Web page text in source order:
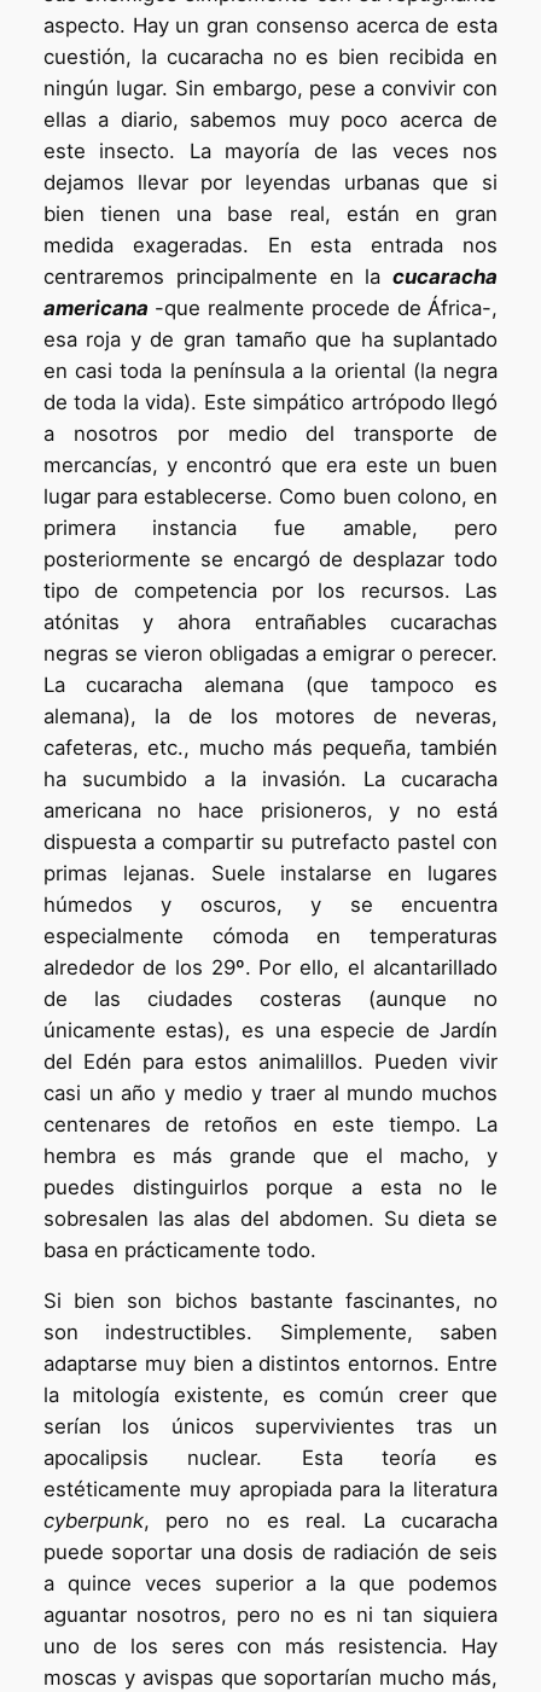
aspecto. Hay un gran consenso acerca de esta
cuestión, la cucaracha no es bien recibida en
ningún lugar. Sin embargo, pese a convivir con
ellas a diario, sabemos muy poco acerca de
este insecto. La mayoría de las veces nos
dejamos llevar por leyendas urbanas que si
bien tienen una base real, están en gran
medida exageradas. En esta entrada nos
centraremos principalmente en lacucaracha
americana -que realmente procede de África-,
esa roja y de gran tamaño que ha suplantado
en casi toda la península a la oriental (la negra
de toda la vida). Este simpático artrópodo llegó
a nosotros por medio del transporte de
mercancías, y encontró que era este un buen
lugar para establecerse. Como buen colono, en
primera instancia fue amable, pero
posteriormente se encargó de desplazar todo
tipo de competencia por los recursos. Las
atónitas y ahora entrañables cucarachas
negras se vieron obligadas a emigrar o perecer.
La cucaracha alemana (que tampoco es
alemana), la de los motores de neveras,
cafeteras, etc., mucho más pequeña, también
ha sucumbido a la invasión. La cucaracha
americana no hace prisioneros, y no está
dispuesta a compartir su putrefacto pastel con
primas lejanas. Suele instalarse en lugares
húmedos y oscuros, y se encuentra
especialmente cómoda en temperaturas
alrededor de los 29º. Por ello, el alcantarillado
de las ciudades costeras (aunque no
únicamente estas), es una especie de Jardín
del Edén para estos animalillos. Pueden vivir
casi un año y medio y traer al mundo muchos
centenares de retoños en este tiempo. La
hembra es más grande que el macho, y
puedes distinguirlos porque a esta no le
sobresalen las alas del abdomen. Su dieta se
basa en prácticamente todo.
Si bien son bichos bastante fascinantes, no
son indestructibles. Simplemente, saben
adaptarse muy bien a distintos entornos. Entre
la mitología existente, es común creer que
serían los únicos supervivientes tras un
apocalipsis nuclear. Esta teoría es
estéticamente muy apropiada para la literatura
cyberpunk, pero no es real. La cucaracha
puede soportar una dosis de radiación de seis
a quince veces superior a la que podemos
aguantar nosotros, pero no es ni tan siquiera
uno de los seres con más resistencia. Hay
moscas y avispas que soportarían mucho más,